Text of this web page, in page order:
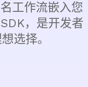
工作流嵌入您
，是开发者
选择。